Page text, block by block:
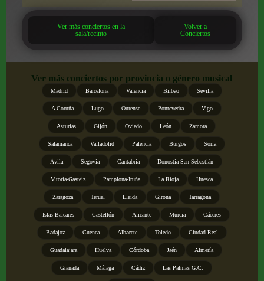
Ver más conciertos en la
sala/recinto
Volver a
Conciertos
Ver más conciertos por provincia o género musical
Madrid Barcelona Valencia Bilbao Sevilla
A Coruña Lugo Ourense Pontevedra Vigo
Asturias Gijón Oviedo León Zamora
Salamanca Valladolid Palencia Burgos Soria
Ávila Segovia Cantabria Donostia-San Sebastián
Vitoria-Gasteiz Pamplona-Iruña La Rioja Huesca
Zaragoza Teruel Lleida Girona Tarragona
Islas Baleares Castellón Alicante Murcia Cáceres
Badajoz Cuenca Albacete Toledo Ciudad Real
Guadalajara Huelva Córdoba Jaén Almería
Granada Málaga Cádiz Las Palmas G.C.